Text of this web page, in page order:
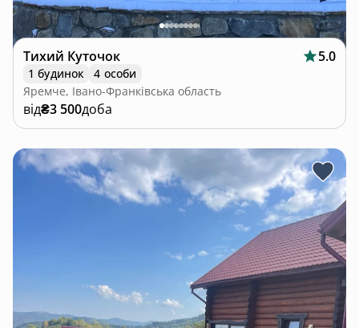
Тихий Куточок 5.0
1 будинок
4 особи
Яремче, Івано-Франківська область
від₴3 500доба